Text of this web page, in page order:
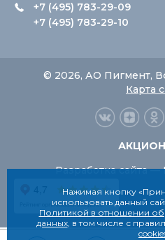
+7 (495) 783-29-09
+7 (495) 783-29-10
© 2026, АО Пигмент,
Карта
Разработка сайта —
Нажимая кнопку
использовать данный
Политикой в отношении
данных, в том числе с